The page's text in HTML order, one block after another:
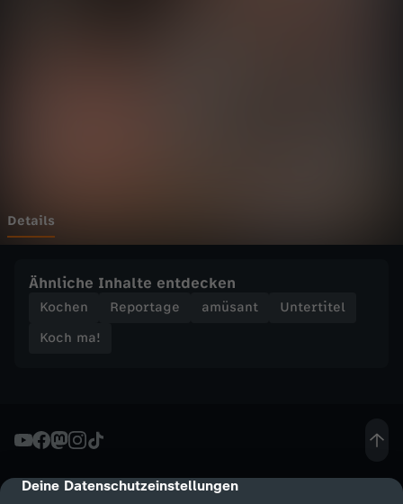
cmp-dialog-description
Deine Datenschutzeinstellungen
e
m
E
u
Details
Ähnliche Inhalte entdecken
Kochen Reportage amüsant
Untertitel
Koch ma!